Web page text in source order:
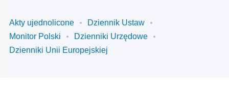
Akty ujednolicone
Dziennik Ustaw
Monitor Polski
Dzienniki Urzędowe
Dzienniki Unii Europejskiej